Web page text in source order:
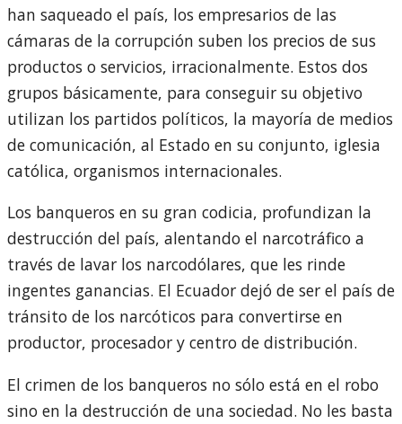
han saqueado el país, los empresarios de las
cámaras de la corrupción suben los precios de sus
productos o servicios, irracionalmente. Estos dos
grupos básicamente, para conseguir su objetivo
utilizan los partidos políticos, la mayoría de medios
de comunicación, al Estado en su conjunto, iglesia
católica, organismos internacionales.
Los banqueros en su gran codicia, profundizan la
destrucción del país, alentando el narcotráfico a
través de lavar los narcodólares, que les rinde
ingentes ganancias. El Ecuador dejó de ser el país de
tránsito de los narcóticos para convertirse en
productor, procesador y centro de distribución.
El crimen de los banqueros no sólo está en el robo
sino en la destrucción de una sociedad. No les basta